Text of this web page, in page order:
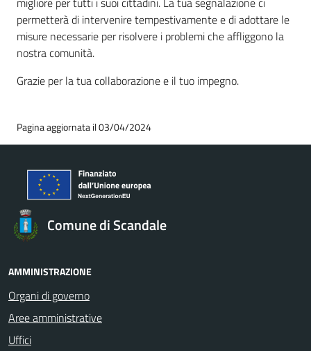
permetterà di intervenire tempestivamente e di adottare le
misure necessarie per risolvere i problemi che affliggono la
nostra comunità.
Grazie per la tua collaborazione e il tuo impegno.
Pagina aggiornata il 03/04/2024
Comune di Scandale
AMMINISTRAZIONE
Organi di governo
Aree amministrative
Uffici